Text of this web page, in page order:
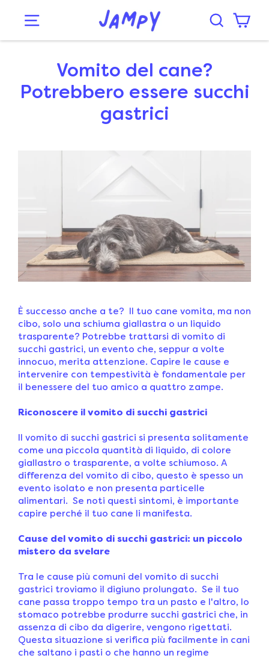
Vomito del cane?
Potrebbero essere succhi
gastrici
È successo anche a te? Il tuo cane vomita, ma non
cibo, solo una schiuma giallastra o un liquido
trasparente? Potrebbe trattarsi di vomito di
succhi gastrici, un evento che, seppur a volte
innocuo, merita attenzione. Capire le cause e
intervenire con tempestività è fondamentale per
il benessere del tuo amico a quattro zampe.
Riconoscere il vomito di succhi gastrici
Il vomito di succhi gastrici si presenta solitamente
come una piccola quantità di liquido, di colore
giallastro o trasparente, a volte schiumoso. A
differenza del vomito di cibo, questo è spesso un
evento isolato e non presenta particelle
alimentari. Se noti questi sintomi, è importante
capire perché il tuo cane li manifesta.
Cause del vomito di succhi gastrici: un piccolo
mistero da svelare
Tra le cause più comuni del vomito di succhi
gastrici troviamo il digiuno prolungato. Se il tuo
cane passa troppo tempo tra un pasto e l'altro, lo
stomaco potrebbe produrre succhi gastrici che, in
assenza di cibo da digerire, vengono rigettati.
Questa situazione si verifica più facilmente in cani
che saltano i pasti o che hanno un regime